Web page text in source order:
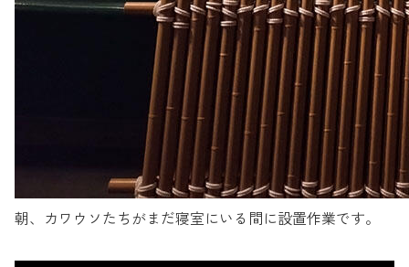
朝、カワウソたちがまだ寝室にいる間に設置作業です。